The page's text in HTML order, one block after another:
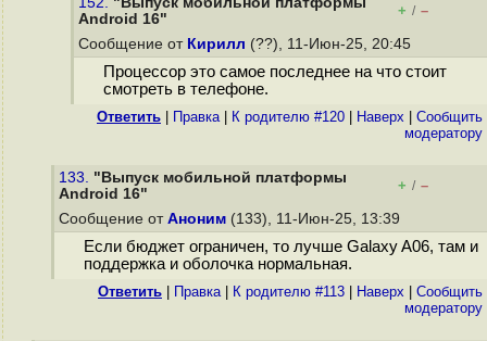
Android 16"
+ / –
Сообщение от Кирилл (??), 11-Июн-25, 20:45
Процессор это самое последнее на что стоит
смотреть в телефоне.
Ответить Правка| К родителю #120 Наверх
Cообщить
модератору
133. "Выпуск мобильной платформы
Android 16"
+ / –
Сообщение от Аноним (133), 11-Июн-25, 13:39
Если бюджет ограничен, то лучше Galaxy A06, там и
поддержка и оболочка нормальная.
Ответить Правка| К родителю #113 Наверх
Cообщить
модератору